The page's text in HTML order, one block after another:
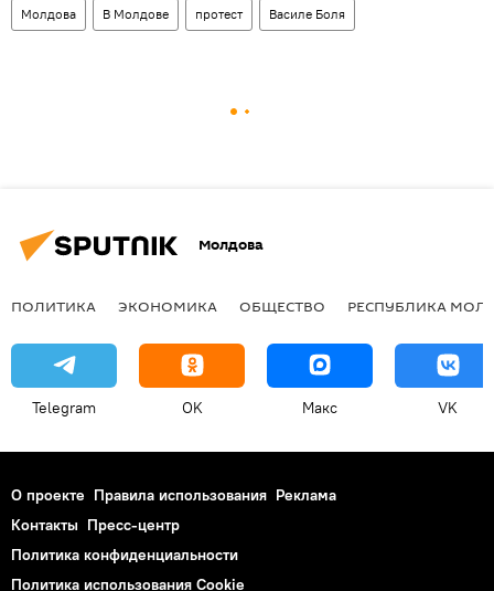
Молдова В Молдове протест Василе Боля
Молдова
ПОЛИТИКА ЭКОНОМИКА ОБЩЕСТВО РЕСПУБЛИКА
Telegram OK Макс VK
О проекте Правила использования Реклама
Контакты Пресс-центр
Политика конфиденциальности
Политика использования Cookie